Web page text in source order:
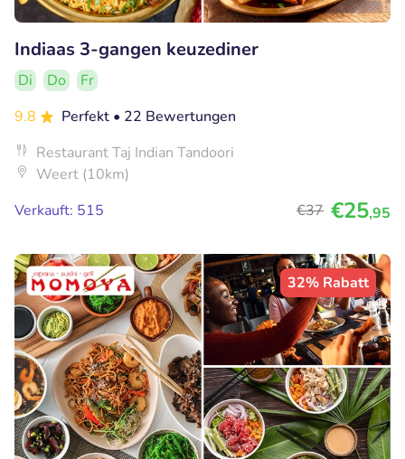
Indiaas 3-gangen keuzediner
Di Do
Fr
9.8
Perfekt • 22 Bewertungen
Restaurant Taj Indian Tandoori
Weert (10km)
Verkauft: 515
€37 €25,95
32% Rabatt